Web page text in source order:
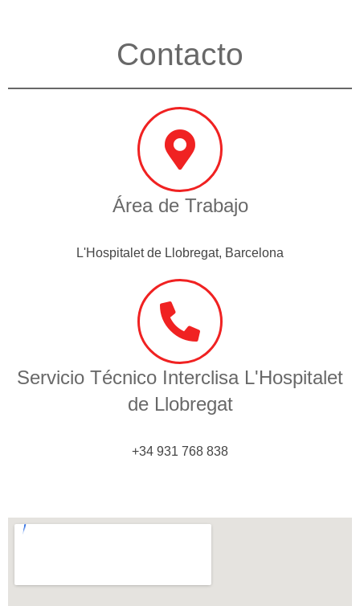
Contacto
Área de Trabajo
L'Hospitalet de Llobregat, Barcelona
Servicio Técnico Interclisa L'Hospitalet
de Llobregat
+34 931 768 838